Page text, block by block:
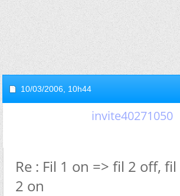
10/03/2006, 10h44
invite40271050
Re : Fil 1 on => fil 2 off,
2 on